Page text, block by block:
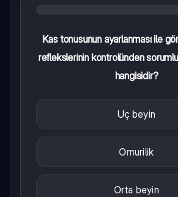
Kas tonusunun ayarlanması ile
reflekslerinin kontrolünden
hangisidir?
Uç beyin
Omurilik
Orta beyin